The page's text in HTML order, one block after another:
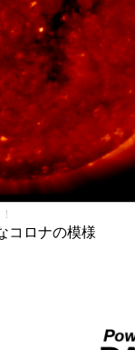
コロナの模様